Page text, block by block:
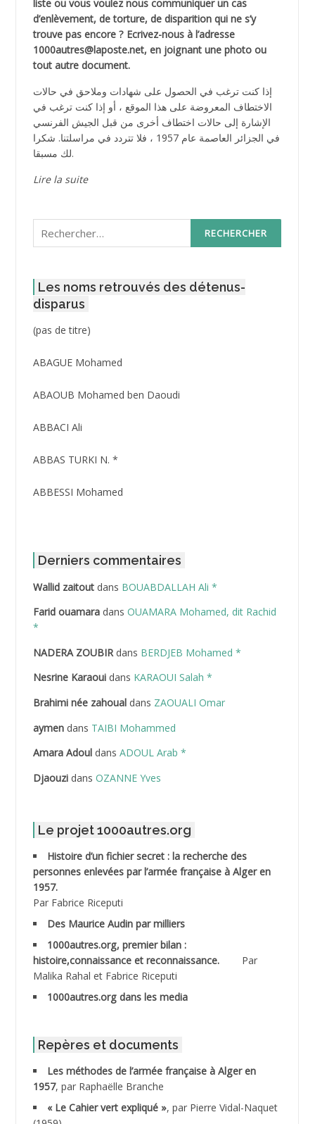
liste ou vous voulez nous communiquer un cas
d’enlèvement, de torture, de disparition qui ne s’y
trouve pas encore ? Ecrivez-nous à l’adresse
1000autres@laposte.net, en joignant une photo ou
tout autre document.
إذا كنت ترغب في الحصول على شهادات وملاحق في حالات
الاختطاف المعروضة على هذا الموقع ، أو إذا كنت ترغب في
الإشارة إلى حالات اختطاف أخرى من قبل الجيش الفرنسي
في الجزائر العاصمة عام 1957 ، فلا تتردد في مراسلتنا. شكرا
لك مسبقا.
Lire la suite
Rechercher :
Les noms retrouvés des détenus-
disparus
(pas de titre)Post
3416
ABAGUE Mohamed
ABAOUB Mohamed ben Daoudi
ABBACI Ali
ABBAS TURKI N. *
ABBESSI Mohamed
ABDAT Amar
ABDEDDAIM Hamid
ABDELAZIZ Mohamed
ABDELHAFID Lakhdar
ABDELLI Mohamed
ABDELLI Mohamed *
ABDELMOUMENE Ahmed
ABDESMED Mohamed ben Kaddour
ABDESSELAMI Kouider
ABDESSLEM Ahmed dit le Coiffeur
ABDOUDOU
ABID Mohamed
ABNOUN Salah
ACHACHE M.*
Derniers commentaires
Wallid zaitoutdans BOUABDALLAH Ali *
Farid ouamaradans OUAMARA Mohamed, dit Rachid
*
NADERA ZOUBIRdans BERDJEB Mohamed *
Nesrine Karaouidans KARAOUI Salah *
Brahimi née zahoualdans ZAOUALI Omar
aymendans TAIBI Mohammed
Amara Adouldans ADOUL Arab *
Djaouzidans OZANNE Yves
Le projet 1000autres.org
Histoire d’un fichier secret : la recherche des
personnes enlevées par l’armée française à Alger en
1957.
Par Fabrice Riceputi
Des Maurice Audin par milliers
1000autres.org, premier bilan :
histoire,connaissance et reconnaissance.
Par
Malika Rahal et Fabrice Riceputi
1000autres.org dans les media
Repères et documents
Les méthodes de l’armée française à Alger en
1957, par Raphaëlle Branche
« Le Cahier vert expliqué », par Pierre Vidal-Naquet